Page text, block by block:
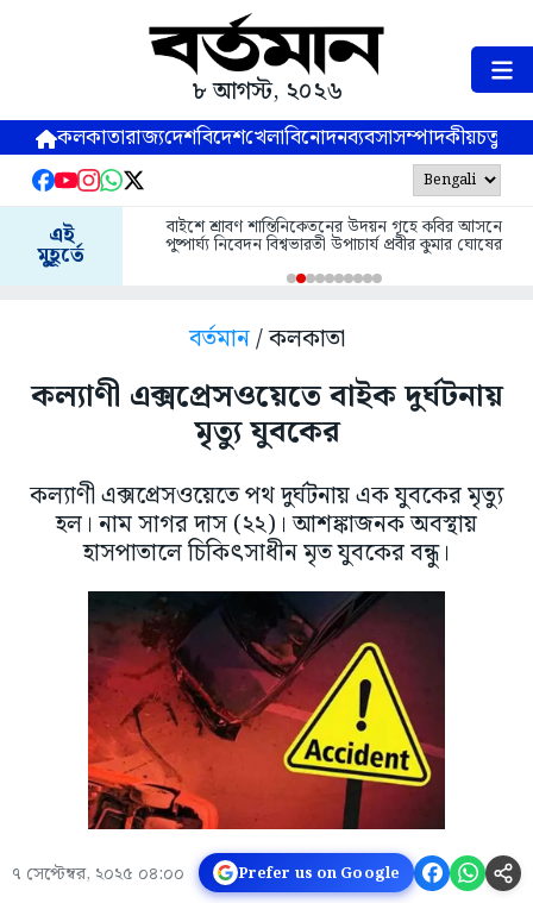
৮ আগস্ট, ২০২৬
কলকাতারাজ্যদেশবিদেশখেলাবিনোদনব্যবসাসম্পাদকীয়
এই
মুহূর্তে
বাইশে শ্রাবণ শান্তিনিকেতনের উদয়ন গৃহে কবির আসনে
পুষ্পার্ঘ্য নিবেদন বিশ্বভারতী উপাচার্য প্রবীর কুমার ঘোষের
বর্তমান/ কলকাতা
কল্যাণী এক্সপ্রেসওয়েতে বাইক দুর্ঘটনায়
মৃত্যু যুবকের
কল্যাণী এক্সপ্রেসওয়েতে পথ দুর্ঘটনায় এক যুবকের মৃত্যু
হল। নাম সাগর দাস (২২)। আশঙ্কাজনক অবস্থায়
হাসপাতালে চিকিৎসাধীন মৃত যুবকের বন্ধু।
৭ সেপ্টেম্বর, ২০২৫ ০৪:০০ Prefer us on Google